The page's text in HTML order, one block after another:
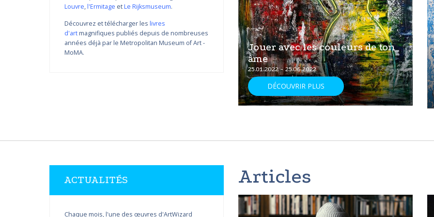
Louvre,l'Ermitage etLe Rijksmuseum.
Découvrez et télécharger les livres
d'artmagnifiques publiés depuis de nombreuses
années déjà par le Metropolitan Museum of Art -
MoMA.
Variations de couleur de
Nikolay Yanakiev I
22.03.2018 - 31.09.2018
Jouer avec les couleurs de ton
âme
25.01.2022 - 25.06.2022
DÉCOUVRIR PLUS
ACTUALITÉS
Chaque mois, l'une des œuvres d'ArtWizard
Articles